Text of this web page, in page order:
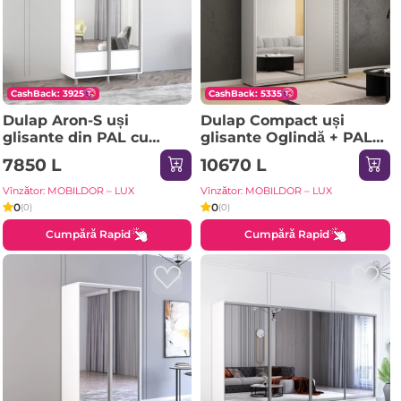
CashBack: 3925
Dulap Aron-S uși
glisante din PAL cu
oglindă (K1) orizontal
(100x60x240H cm)
Sonoma
7850 L
Vînzător: MOBILDOR – LUX
0(0)
Cumpără Rapid
CashBack: 5335
Dulap Compact uși
glisante Oglindă + PAL
cu ornament grecesc
(190x45x230H cm) Grey
10670 L
Vînzător: MOBILDOR – LUX
0(0)
Cumpără Rapid